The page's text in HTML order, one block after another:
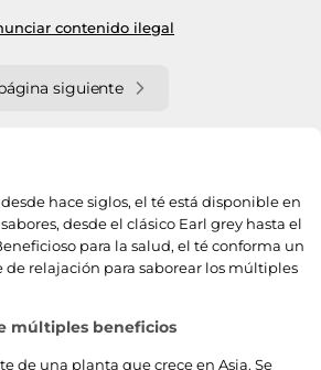
contenido ilegal
siguiente
hace siglos, el té está disponible en
desde el clásico Earl grey hasta el
para la salud, el té conforma un
relajación para saborear los múltiples
múltiples beneficios
de una planta que crece en Asia. Se